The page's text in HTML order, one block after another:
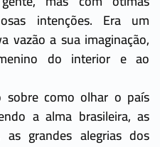
intenções. Era um
vazão a sua imaginação,
do interior e ao
sobre como olhar o país
a alma brasileira, as
grandes alegrias dos